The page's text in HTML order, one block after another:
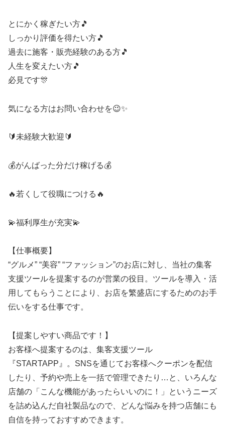
とにかく稼ぎたい方🎵
しっかり評価を得たい方🎵
過去に施客・販売経験のある方🎵
人生を変えたい方🎵
必見です🎊
気になる方はお問い合わせを😉✨
🔰未経験大歓迎🔰
💰がんばった分だけ稼げる💰
🔥若くして役職につける🔥
💫福利厚生が充実💫
【仕事概要】
“グルメ” “美容” “ファッション”のお店に対し、当社の集客
支援ツールを提案するのが営業の役目。ツールを導入・活
用してもらうことにより、お店を繁盛店にするためのお手
伝いをする仕事です。
【提案しやすい商品です！】
お客様へ提案するのは、集客支援ツール
『STARTAPP』。SNSを通じてお客様へクーポンを配信
したり、予約や売上を一括で管理できたり…と、いろんな
店舗の「こんな機能があったらいいのに！」というニーズ
を詰め込んだ自社製品なので、どんな悩みを持つ店舗にも
自信を持っておすすめできます。